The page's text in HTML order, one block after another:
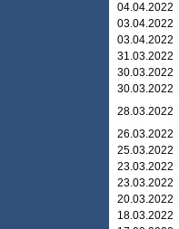
04.04.2022
03.04.2022
03.04.2022
31.03.2022
30.03.2022
30.03.2022
28.03.2022
26.03.2022
25.03.2022
23.03.2022
23.03.2022
20.03.2022
18.03.2022